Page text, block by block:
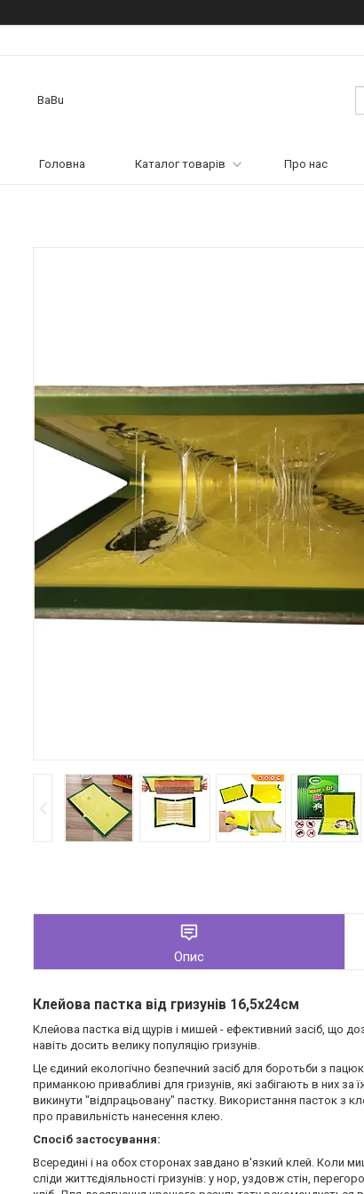
BaBu
Головна Каталог товарів Про нас
Опис
Клейова пастка від гризунів 16,5х24см
Клейова пастка від щурів і мишей - ефективний засіб, що
навіть досить велику популяцію гризунів.
Це єдиний екологічно безпечний засіб для боротьби з
приманкою привабливі для гризунів, які забігають в них
викинути "відпрацьовану" пастку. Використання пасток з
про правильність нанесення клею.
Спосіб застосування:
Всередині і на обох сторонах завдано в'язкий клей. Коли
сліди життєдіяльності гризунів: у нор, уздовж стін,